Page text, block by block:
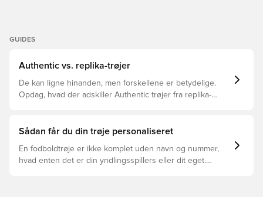
GUIDES
Authentic vs. replika-trøjer
De kan ligne hinanden, men forskellene er betydelige.
Opdag, hvad der adskiller Authentic trøjer fra replika-
Sådan får du din trøje personaliseret
En fodboldtrøje er ikke komplet uden navn og nummer,
hvad enten det er din yndlingsspillers eller dit eget.